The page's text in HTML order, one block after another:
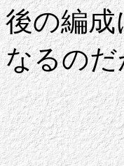
後の編
なるのだ